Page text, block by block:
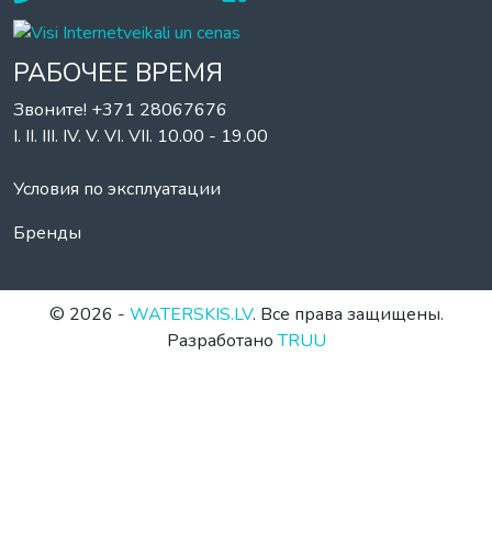
РАБОЧЕЕ ВРЕМЯ
Звоните! +371 28067676
I. II. III. IV. V. VI. VII. 10.00 - 19.00
Условия по эксплуатации
Бренды
© 2026 - WATERSKIS.LV. Все права защищены.
РазработаноTRUU